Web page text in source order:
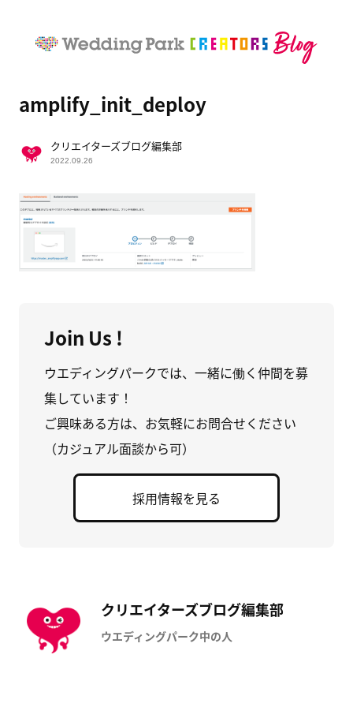
amplify_init_deploy
クリエイターズブログ編集部
2022.09.26
Join Us !
ウエディングパークでは、一緒に働く仲間を募
集しています！
ご興味ある方は、お気軽にお問合せください
（カジュアル面談から可）
採用情報を見る
クリエイターズブログ編集部
ウエディングパーク中の人